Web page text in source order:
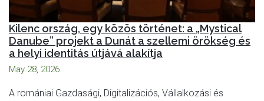
Kilenc ország, egy közös történet: a „Mystical
Danube” projekt a Dunát a szellemi örökség és
a helyi identitás útjává alakítja
May 28, 2026
A romániai Gazdasági, Digitalizációs, Vállalkozási és